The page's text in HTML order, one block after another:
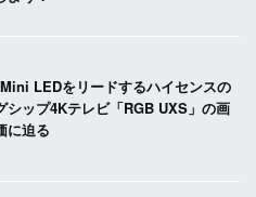
LEDをリードするハイセンスの
シップ4Kテレビ「RGB UXS」の画
に迫る